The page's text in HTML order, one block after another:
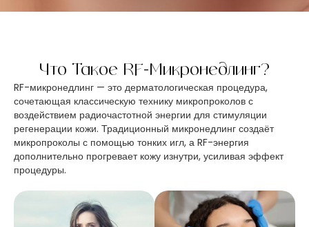
Что Такое RF-Микронедлинг?
RF-микронедлинг — это дерматологическая процедура,
сочетающая классическую технику микропроколов с
воздействием радиочастотной энергии для стимуляции
регенерации кожи. Традиционный микронедлинг создаёт
микропроколы с помощью тонких игл, а RF-энергия
дополнительно прогревает кожу изнутри, усиливая эффект
процедуры.